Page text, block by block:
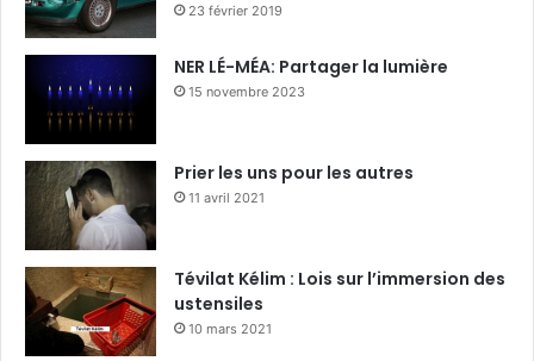
23 février 2019
NER LÉ-MÉA: Partager la lumière
15 novembre 2023
Prier les uns pour les autres
11 avril 2021
Tévilat Kélim : Lois sur l’immersion des
ustensiles
10 mars 2021